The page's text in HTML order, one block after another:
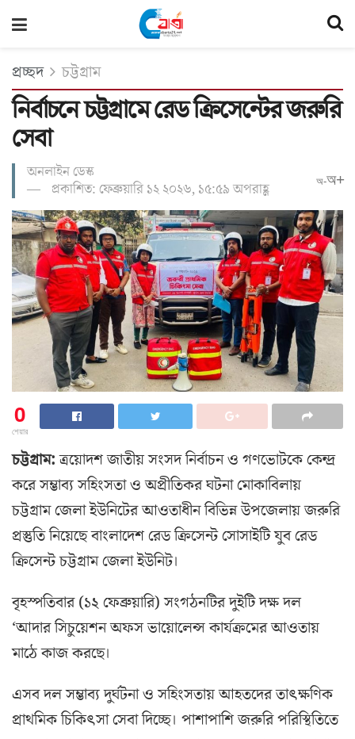
প্রচ্ছদ চট্টগ্রাম
নির্বাচনে চট্টগ্রামে রেড ক্রিসেন্টের জরুরি
সেবা
অনলাইন ডেস্ক
প্রকাশিত: ফেব্রুয়ারি ১২ ২০২৬, ১৫:৫৯ অপরাহ্ণ
অ-অ+
0
শেয়ার
চট্টগ্রাম:ত্রয়োদশ জাতীয় সংসদ নির্বাচন ও গণভোটকে কেন্দ্র
করে সম্ভাব্য সহিংসতা ও অপ্রীতিকর ঘটনা মোকাবিলায়
চট্টগ্রাম জেলা ইউনিটের আওতাধীন বিভিন্ন উপজেলায় জরুরি
প্রস্তুতি নিয়েছে বাংলাদেশ রেড ক্রিসেন্ট সোসাইটি যুব রেড
ক্রিসেন্ট চট্টগ্রাম জেলা ইউনিট।
বৃহস্পতিবার (১২ ফেব্রুয়ারি) সংগঠনটির দুইটি দক্ষ দল
‘আদার সিচুয়েশন অফস ভায়োলেন্স কার্যক্রমের আওতায়
মাঠে কাজ করছে।
এসব দল সম্ভাব্য দুর্ঘটনা ও সহিংসতায় আহতদের তাৎক্ষণিক
প্রাথমিক চিকিৎসা সেবা দিচ্ছে। পাশাপাশি জরুরি পরিস্থিতিতে